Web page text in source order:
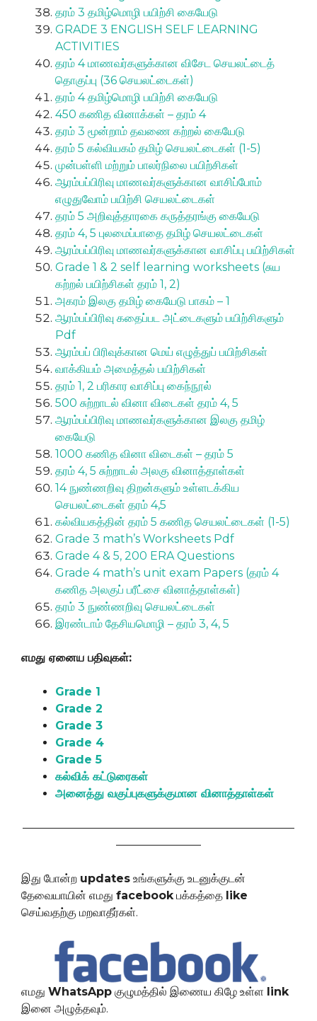
தரம் 3 தமிழ்மொழி பயிற்சி கையேடு
GRADE 3 ENGLISH SELF LEARNING
ACTIVITIES
தரம் 4 மாணவர்களுக்கான விசேட செயலட்டைத்
தொகுப்பு (36 செயலட்டைகள்)
தரம் 4 தமிழ்மொழி பயிற்சி கையேடு
450 கணித வினாக்கள் – தரம் 4
தரம் 3 மூன்றாம் தவணை கற்றல் கையேடு
தரம் 5 கல்வியகம் தமிழ் செயலட்டைகள் (1-5)
முன்பள்ளி மற்றும் பாலர்நிலை பயிற்சிகள்
ஆரம்பப்பிரிவு மாணவர்களுக்கான வாசிப்போம்
எழுதுவோம் பயிற்சி செயலட்டைகள்
தரம் 5 அறிவுத்தாரகை கருத்தரங்கு கையேடு
தரம் 4, 5 புலமைப்பாதை தமிழ் செயலட்டைகள்
ஆரம்பப்பிரிவு மாணவர்களுக்கான வாசிப்பு பயிற்சிகள்
Grade 1 & 2 self learning worksheets (சுய
கற்றல் பயிற்சிகள் தரம் 1, 2)
அகரம் இலகு தமிழ் கையேடு பாகம் – 1
ஆரம்பப்பிரிவு கதைப்பட அட்டைகளும் பயிற்சிகளும்
Pdf
ஆரம்பப் பிரிவுக்கான மெய் எழுத்துப் பயிற்சிகள்
வாக்கியம் அமைத்தல் பயிற்சிகள்
தரம் 1, 2 பரிகார வாசிப்பு கைந்நூல்
500 சுற்றாடல் வினா விடைகள் தரம் 4, 5
ஆரம்பப்பிரிவு மாணவர்களுக்கான இலகு தமிழ்
கையேடு
1000 கணித வினா விடைகள் – தரம் 5
தரம் 4, 5 சுற்றாடல் அலகு வினாத்தாள்கள்
14 நுண்ணறிவு திறன்களும் உள்ளடக்கிய
செயலட்டைகள் தரம் 4,5
கல்வியகத்தின் தரம் 5 கணித செயலட்டைகள் (1-5)
Grade 3 math’s Worksheets Pdf
Grade 4 & 5, 200 ERA Questions
Grade 4 math’s unit exam Papers (தரம் 4
கணித அலகுப் பரீட்சை வினாத்தாள்கள்)
தரம் 3 நுண்ணறிவு செயலட்டைகள்
இரண்டாம் தேசியமொழி – தரம் 3, 4, 5
எமது ஏனைய பதிவுகள்:
Grade 1
Grade 2
Grade 3
Grade 4
Grade 5
கல்விக் கட்டுரைகள்
அனைத்து வகுப்புகளுக்குமான வினாத்தாள்கள்
————————————————————————
———————–
இது போன்ற updates உங்களுக்கு உடனுக்குடன்
தேவையாயின் எமது facebook பக்கத்தை like
செய்வதற்கு மறவாதீர்கள்.
எமது WhatsApp குழுமத்தில் இணைய கிழே உள்ள link
இனை அழுத்தவும்.